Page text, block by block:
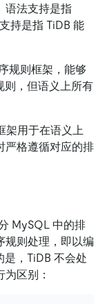
语法支持是指
持是指 TiDB 能
规则框架，能够
则，但语义上所有
架用于在语义上
严格遵循对应的排
MySQL 中的排
规则处理，即以编
，TiDB 不会处
区别：